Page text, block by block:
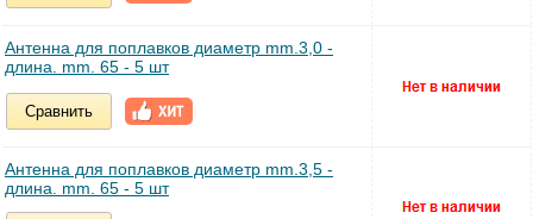
Антенна для поплавков диаметр mm.3,0 -
длина. mm. 65 - 5 шт
Сравнить
Антенна для поплавков диаметр mm.3,5 -
длина. mm. 65 - 5 шт